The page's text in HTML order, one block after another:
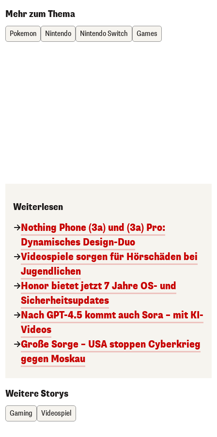
Mehr zum Thema
Pokemon Nintendo Nintendo Switch Games
Weiterlesen
Nothing Phone (3a) und (3a) Pro:
Dynamisches Design-Duo
Videospiele sorgen für Hörschäden bei
Jugendlichen
Honor bietet jetzt 7 Jahre OS- und
Sicherheitsupdates
Nach GPT-4.5 kommt auch Sora – mit KI-
Videos
Große Sorge – USA stoppen Cyberkrieg
gegen Moskau
Weitere Storys
Gaming Videospiel